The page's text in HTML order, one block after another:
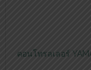
คอนโทรลเลอร์